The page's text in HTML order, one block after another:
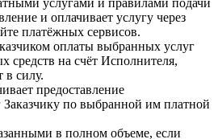
и оплачивает услугу через
платёжных сервисов.
оплаты выбранных услуг
средств на счёт Исполнителя,
в силу.
предоставление
Заказчику по выбранной им платной
в полном объеме, если